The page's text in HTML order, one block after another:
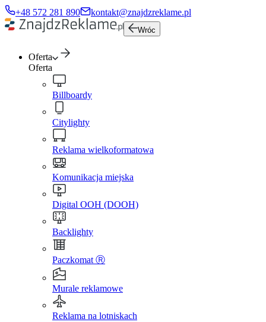
+48 572 281 890 kontakt@znajdzreklame.pl
Wróc
Oferta
Oferta
Billboardy
Citylighty
Reklama wielkoformatowa
Komunikacja miejska
Digital OOH (DOOH)
Backlighty
Paczkomat Ⓡ
Murale reklamowe
Reklama na lotniskach